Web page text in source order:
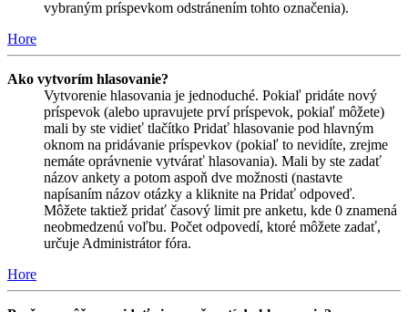
vybraným príspevkom odstránením tohto označenia).
Hore
Ako vytvorím hlasovanie?
Vytvorenie hlasovania je jednoduché. Pokiaľ pridáte nový
príspevok (alebo upravujete prví príspevok, pokiaľ môžete)
mali by ste vidieť tlačítko Pridať hlasovanie pod hlavným
oknom na pridávanie príspevkov (pokiaľ to nevidíte, zrejme
nemáte oprávnenie vytvárať hlasovania). Mali by ste zadať
názov ankety a potom aspoň dve možnosti (nastavte
napísaním názov otázky a kliknite na Pridať odpoveď.
Môžete taktiež pridať časový limit pre anketu, kde 0 znamená
neobmedzenú voľbu. Počet odpovedí, ktoré môžete zadať,
určuje Administrátor fóra.
Hore